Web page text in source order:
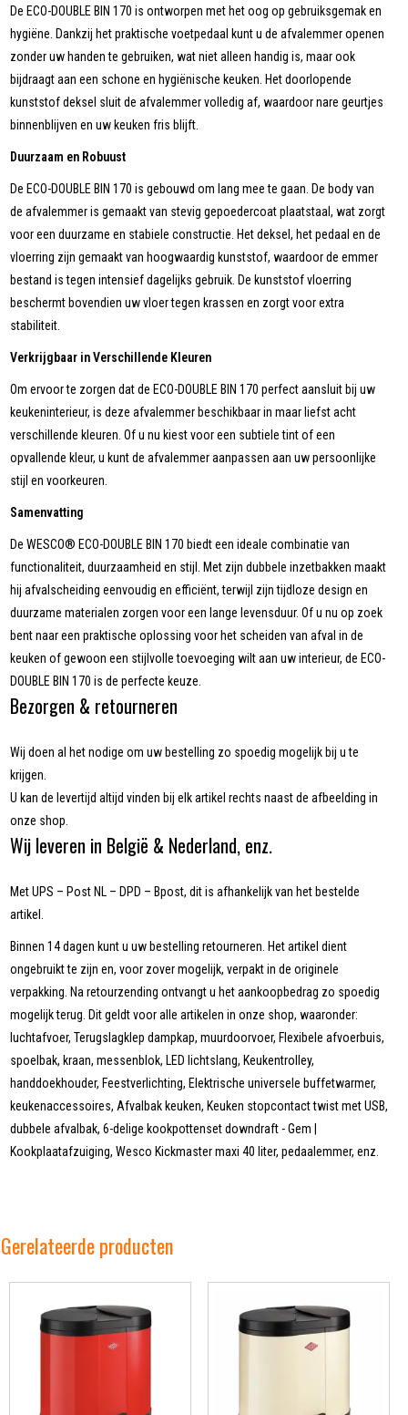
De ECO-DOUBLE BIN 170 is ontworpen met het oog op gebruiksgemak en
hygiëne. Dankzij het praktische voetpedaal kunt u de afvalemmer openen
zonder uw handen te gebruiken, wat niet alleen handig is, maar ook
bijdraagt aan een schone en hygiënische keuken. Het doorlopende
kunststof deksel sluit de afvalemmer volledig af, waardoor nare geurtjes
binnenblijven en uw keuken fris blijft.
Duurzaam en Robuust
De ECO-DOUBLE BIN 170 is gebouwd om lang mee te gaan. De body van
de afvalemmer is gemaakt van stevig gepoedercoat plaatstaal, wat zorgt
voor een duurzame en stabiele constructie. Het deksel, het pedaal en de
vloerring zijn gemaakt van hoogwaardig kunststof, waardoor de emmer
bestand is tegen intensief dagelijks gebruik. De kunststof vloerring
beschermt bovendien uw vloer tegen krassen en zorgt voor extra
stabiliteit.
Verkrijgbaar in Verschillende Kleuren
Om ervoor te zorgen dat de ECO-DOUBLE BIN 170 perfect aansluit bij uw
keukeninterieur, is deze afvalemmer beschikbaar in maar liefst acht
verschillende kleuren. Of u nu kiest voor een subtiele tint of een
opvallende kleur, u kunt de afvalemmer aanpassen aan uw persoonlijke
stijl en voorkeuren.
Samenvatting
De WESCO® ECO-DOUBLE BIN 170 biedt een ideale combinatie van
functionaliteit, duurzaamheid en stijl. Met zijn dubbele inzetbakken maakt
hij afvalscheiding eenvoudig en efficiënt, terwijl zijn tijdloze design en
duurzame materialen zorgen voor een lange levensduur. Of u nu op zoek
bent naar een praktische oplossing voor het scheiden van afval in de
keuken of gewoon een stijlvolle toevoeging wilt aan uw interieur, de ECO-
DOUBLE BIN 170 is de perfecte keuze.
Bezorgen & retourneren
Wij doen al het nodige om uw bestelling zo spoedig mogelijk bij u te
krijgen.
U kan de levertijd altijd vinden bij elk artikel rechts naast de afbeelding in
onze shop.
Wij leveren in België & Nederland, enz.
Met UPS – Post NL – DPD – Bpost, dit is afhankelijk van het bestelde
artikel.
Binnen 14 dagen kunt u uw bestelling retourneren. Het artikel dient
ongebruikt te zijn en, voor zover mogelijk, verpakt in de originele
verpakking. Na retourzending ontvangt u het aankoopbedrag zo spoedig
mogelijk terug. Dit geldt voor alle artikelen in onze shop, waaronder:
luchtafvoer, Terugslagklep dampkap, muurdoorvoer, Flexibele afvoerbuis,
spoelbak, kraan, messenblok, LED lichtslang, Keukentrolley,
handdoekhouder, Feestverlichting, Elektrische universele buffetwarmer,
keukenaccessoires, Afvalbak keuken, Keuken stopcontact twist met USB,
dubbele afvalbak, 6-delige kookpottenset downdraft - Gem |
Kookplaatafzuiging, Wesco Kickmaster maxi 40 liter, pedaalemmer, enz.
Gerelateerde producten